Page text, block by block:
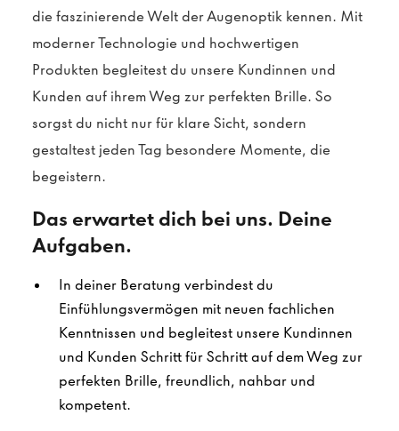
die faszinierende Welt der Augenoptik kennen. Mit
moderner Technologie und hochwertigen
Produkten begleitest du unsere Kundinnen und
Kunden auf ihrem Weg zur perfekten Brille. So
sorgst du nicht nur für klare Sicht, sondern
gestaltest jeden Tag besondere Momente, die
begeistern.
Das erwartet dich bei uns. Deine
Aufgaben.
In deiner Beratung verbindest du
Einfühlungsvermögen mit neuen fachlichen
Kenntnissen und begleitest unsere Kundinnen
und Kunden Schritt für Schritt auf dem Weg zur
perfekten Brille, freundlich, nahbar und
kompetent.